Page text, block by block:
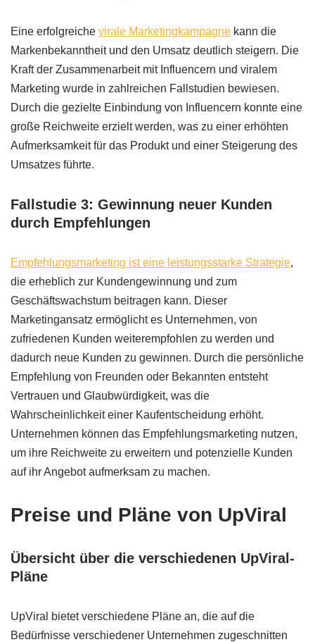
Eine erfolgreiche virale Marketingkampagne kann die
Markenbekanntheit und den Umsatz deutlich steigern. Die
Kraft der Zusammenarbeit mit Influencern und viralem
Marketing wurde in zahlreichen Fallstudien bewiesen.
Durch die gezielte Einbindung von Influencern konnte eine
große Reichweite erzielt werden, was zu einer erhöhten
Aufmerksamkeit für das Produkt und einer Steigerung des
Umsatzes führte.
Fallstudie 3: Gewinnung neuer Kunden
durch Empfehlungen
Empfehlungsmarketing ist eine leistungsstarke Strategie,
die erheblich zur Kundengewinnung und zum
Geschäftswachstum beitragen kann. Dieser
Marketingansatz ermöglicht es Unternehmen, von
zufriedenen Kunden weiterempfohlen zu werden und
dadurch neue Kunden zu gewinnen. Durch die persönliche
Empfehlung von Freunden oder Bekannten entsteht
Vertrauen und Glaubwürdigkeit, was die
Wahrscheinlichkeit einer Kaufentscheidung erhöht.
Unternehmen können das Empfehlungsmarketing nutzen,
um ihre Reichweite zu erweitern und potenzielle Kunden
auf ihr Angebot aufmerksam zu machen.
Preise und Pläne von UpViral
Übersicht über die verschiedenen UpViral-
Pläne
UpViral bietet verschiedene Pläne an, die auf die
Bedürfnisse verschiedener Unternehmen zugeschnitten